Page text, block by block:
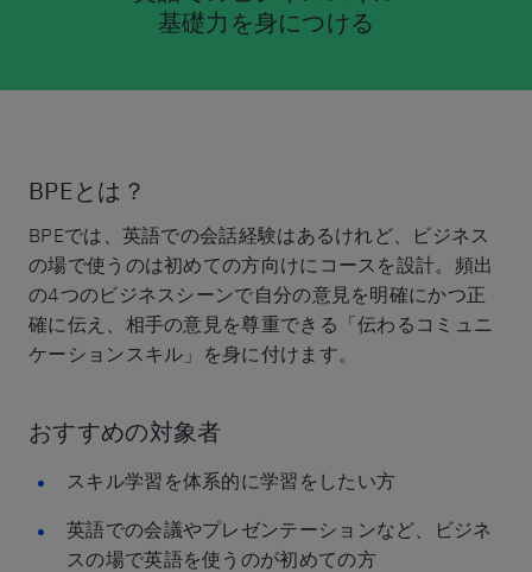
基礎力を身につける
BPEとは？
BPEでは、英語での会話経験はあるけれど、ビジネス
の場で使うのは初めての方向けにコースを設計。頻出
の4つのビジネスシーンで自分の意見を明確にかつ正
確に伝え、相手の意見を尊重できる「伝わるコミュニ
ケーションスキル」を身に付けます。
おすすめの対象者
スキル学習を体系的に学習をしたい方
英語での会議やプレゼンテーションなど、ビジネ
スの場で英語を使うのが初めての方